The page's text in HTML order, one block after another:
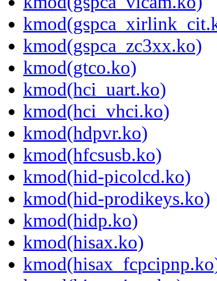
kmod(gspca_zc3xx.ko)
kmod(gtco.ko)
kmod(hci_uart.ko)
kmod(hci_vhci.ko)
kmod(hdpvr.ko)
kmod(hfcsusb.ko)
kmod(hid-picolcd.ko)
kmod(hid-prodikeys.ko)
kmod(hidp.ko)
kmod(hisax.ko)